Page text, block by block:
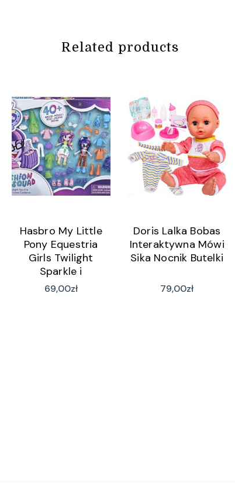
Related products
Hasbro My Little
Pony Equestria
Girls Twilight
Sparkle i
Księżniczka
69,00zł
Doris Lalka Bobas
Interaktywna Mówi
Sika Nocnik Butelki
79,00zł